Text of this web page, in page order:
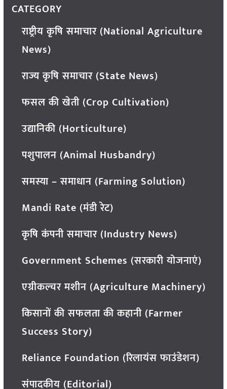
CATEGORY
राष्ट्रीय कृषि समाचार (National Agriculture
News)
राज्य कृषि समाचार (State News)
फसल की खेती (Crop Cultivation)
उद्यानिकी (Horticulture)
पशुपालन (Animal Husbandry)
समस्या – समाधान (Farming Solution)
Mandi Rate (मंडी रेट)
कृषि कंपनी समाचार (Industry News)
Government Schemes (सरकारी योजनाएं)
एग्रीकल्चर मशीन (Agriculture Machinery)
किसानों की सफलता की कहानी (Farmer
Success Story)
Reliance Foundation (रिलायंस फाउंडेशन)
संपादकीय (Editorial)